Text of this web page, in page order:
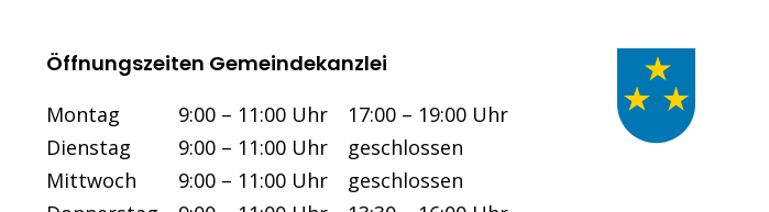
Öffnungszeiten Gemeindekanzlei
Wochentag Vormittag Nachmittag
Montag 9:00 – 11:00 Uhr
17:00 – 19:00 Uhr
Dienstag 9:00 – 11:00 Uhr
geschlossen
Mittwoch 9:00 – 11:00 Uhr
geschlossen